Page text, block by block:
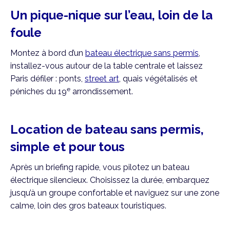
Un pique-nique sur l’eau, loin de la
foule
Montez à bord d’un bateau électrique sans permis,
installez-vous autour de la table centrale et laissez
Paris défiler : ponts, street art, quais végétalisés et
péniches du 19e arrondissement.
Location de bateau sans permis,
simple et pour tous
Après un briefing rapide, vous pilotez un bateau
électrique silencieux. Choisissez la durée, embarquez
jusqu’à un groupe confortable et naviguez sur une zone
calme, loin des gros bateaux touristiques.